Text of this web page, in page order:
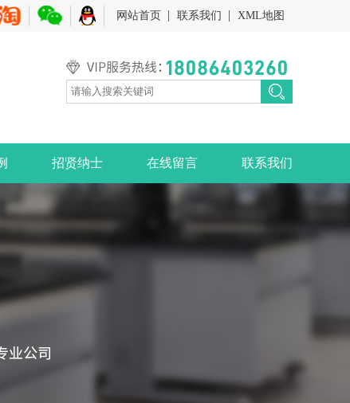
网站首页 联系我们 XML地图
招贤纳士 在线留言 联系我们